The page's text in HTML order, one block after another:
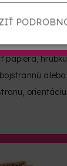
papiera,